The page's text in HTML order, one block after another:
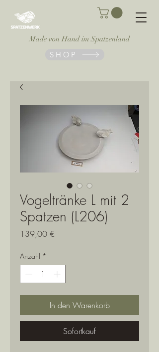
Made von Hand im Spatzenland
SHOP
Vogeltränke L mit 2
Spatzen (L206)
139,00 €
Anzahl *
In den Warenkorb
Sofortkauf